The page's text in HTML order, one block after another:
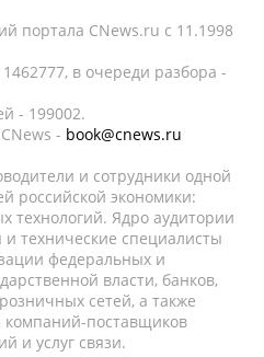
портала CNews.ru c 11.1998
в очереди разбора -
- 199002.
- book@cnews.ru
и сотрудники одной
российской экономики:
технологий. Ядро аудитории
технические специалисты
федеральных и
власти, банков,
сетей, а также
компаний-поставщиков
и услуг связи.